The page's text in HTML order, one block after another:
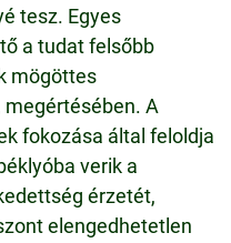
tesz. Egyes
a tudat felsőbb
mögöttes
A
fokozása által feloldja
verik a
érzetét,
elengedhetetlen